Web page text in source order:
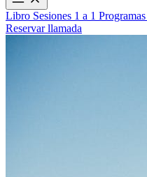
Libro Sesiones 1 a 1 Programas
Reservar llamada